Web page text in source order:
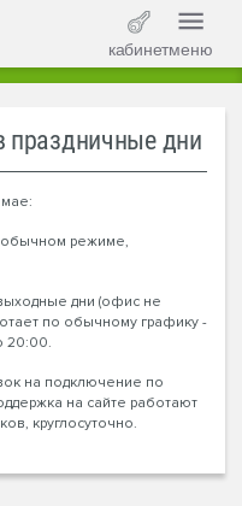
кабинетменю
праздничные дни
режиме,
выходные дни (офис не
по обычному графику -
20:00.
на подключение по
на сайте работают
круглосуточно.